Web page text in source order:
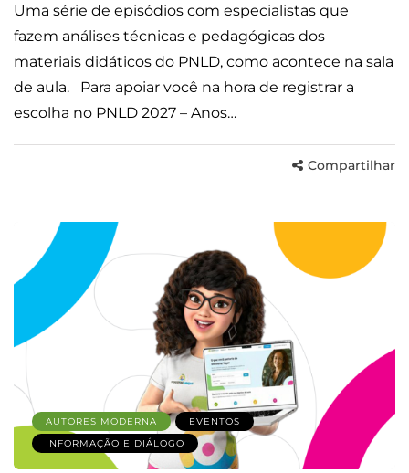
Uma série de episódios com especialistas que
fazem análises técnicas e pedagógicas dos
materiais didáticos do PNLD, como acontece na sala
de aula. Para apoiar você na hora de registrar a
escolha no PNLD 2027 – Anos…
Compartilhar
AUTORES MODERNA
EVENTOS
INFORMAÇÃO E DIÁLOGO